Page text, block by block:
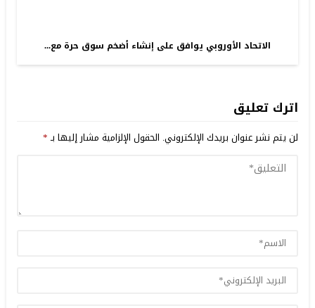
الاتحاد الأوروبي يوافق على إنشاء أضخم سوق حرة مع...
اترك تعليق
لن يتم نشر عنوان بريدك الإلكتروني. الحقول الإلزامية مشار إليها بـ*